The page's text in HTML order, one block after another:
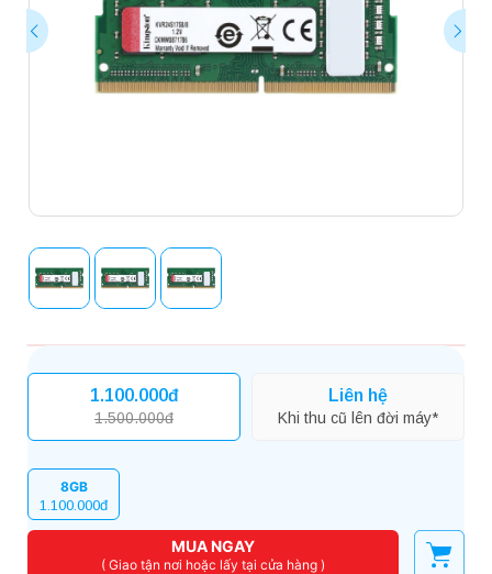
1.100.000đ
1.500.000đ
Liên hệ
Khi thu cũ lên đời máy*
8GB
1.100.000đ
MUA NGAY
( Giao tận nơi hoặc lấy tại cửa hàng )